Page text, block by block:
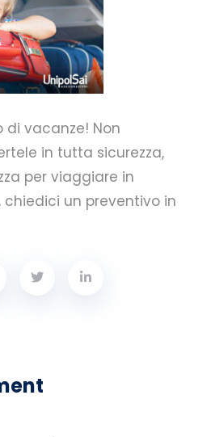
di vacanze! Non
in tutta sicurezza,
per viaggiare in
un preventivo in